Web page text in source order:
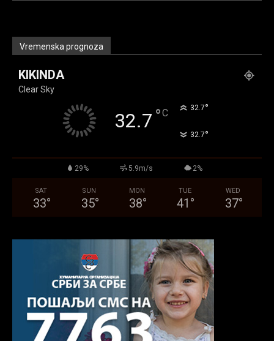
Vremenska prognoza
KIKINDA
Clear Sky
32.7 °C 32.7°
32.7°
29% 5.9m/s 2%
SAT
33°
SUN
35°
MON
38°
TUE
41 °
WED
37°